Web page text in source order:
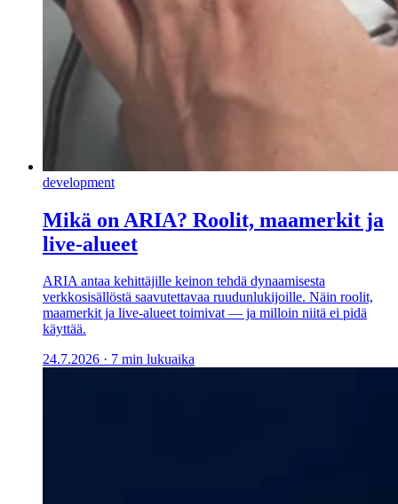
development
Mikä on ARIA? Roolit, maamerkit ja
live-alueet
ARIA antaa kehittäjille keinon tehdä dynaamisesta
verkkosisällöstä saavutettavaa ruudunlukijoille. Näin roolit,
maamerkit ja live-alueet toimivat — ja milloin niitä ei pidä
käyttää.
24.7.2026 · 7 min lukuaika